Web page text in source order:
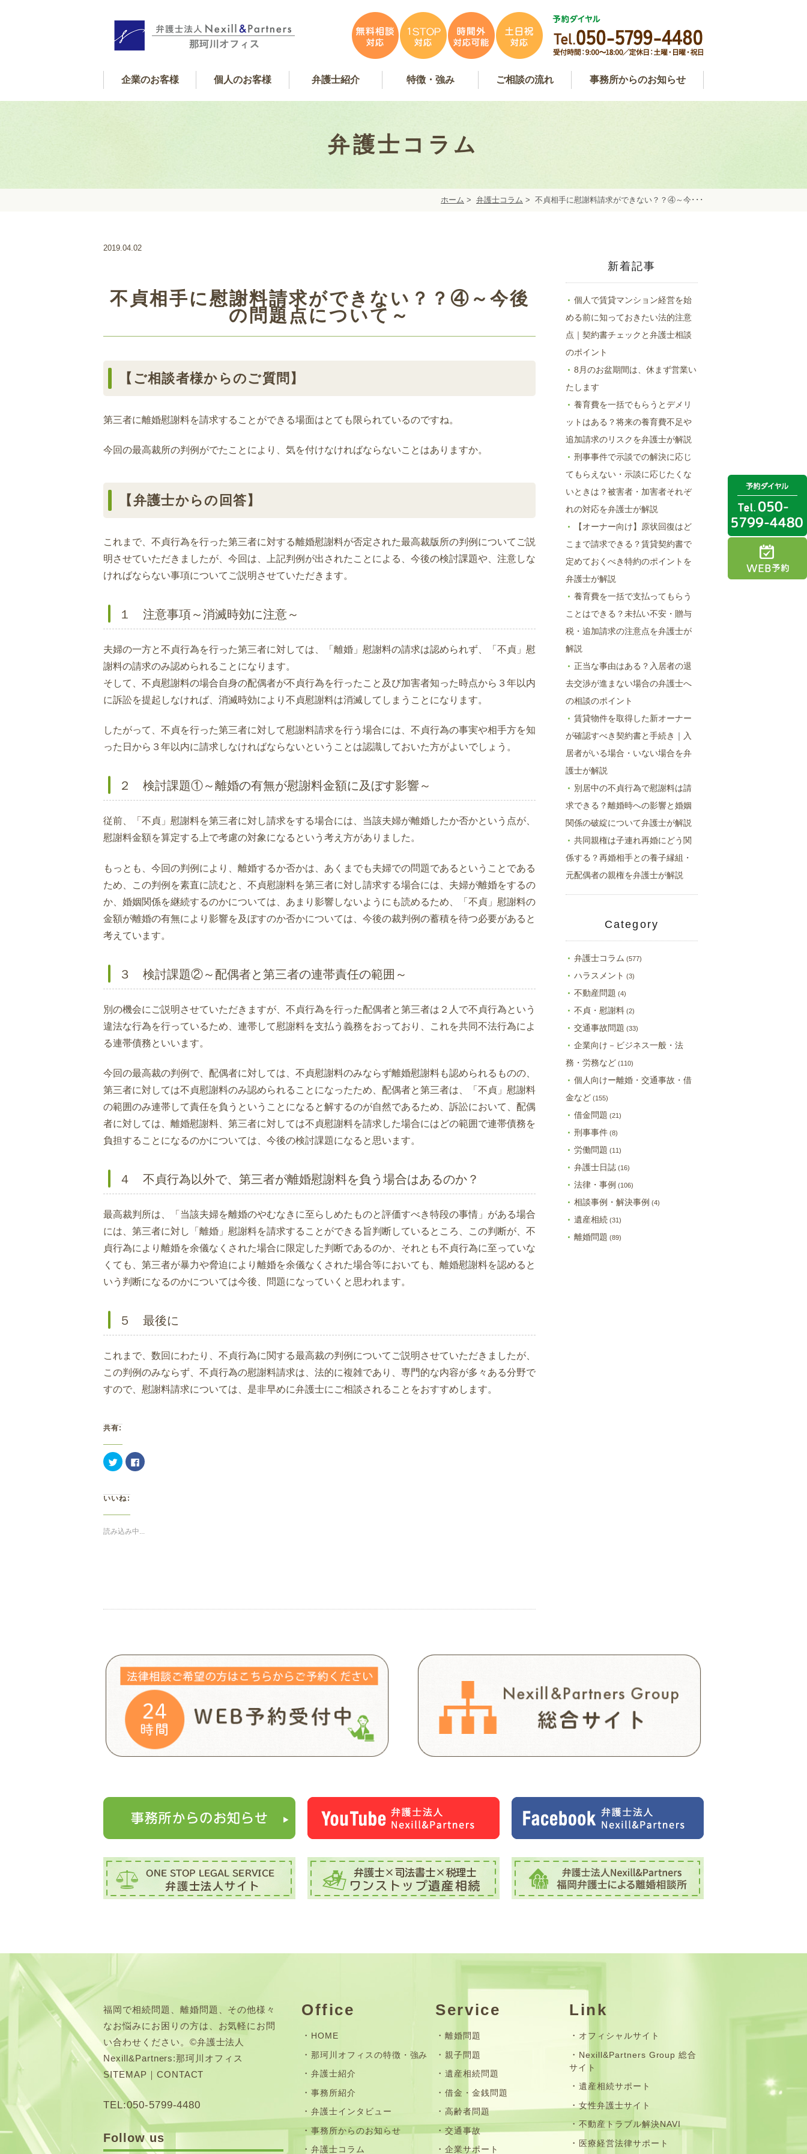
企業のお客様 個人のお客様
個人サポート内容
遺産相続
離婚
借金・金銭
交通事故 弁護士紹介 特徴・強み
特徴・強み
事務所紹介
アンケート掲載 ご相談の流れ
無料相談
お問い合わせ
弁護士費用 事務所からのお知らせ
事務所からのお知らせ
弁護士コラム
弁護士コラム
ホーム > 弁護士コラム > 不貞相手に慰謝料請求ができない？？④～今･･･
2019.04.02
不貞相手に慰謝料請求ができない？？④～今後
の問題点について～
【ご相談者様からのご質問】
第三者に離婚慰謝料を請求することができる場面はとても限られているのですね。
今回の最高裁所の判例がでたことにより、気を付けなければならないことはありますか。
【弁護士からの回答】
これまで、不貞行為を行った第三者に対する離婚慰謝料が否定された最高裁版所の判例についてご説
明させていただきましたが、今回は、上記判例が出されたことによる、今後の検討課題や、注意しな
ければならない事項についてご説明させていただきます。
１ 注意事項～消滅時効に注意～
夫婦の一方と不貞行為を行った第三者に対しては、「離婚」慰謝料の請求は認められず、「不貞」慰
謝料の請求のみ認められることになります。
そして、不貞慰謝料の場合自身の配偶者が不貞行為を行ったこと及び加害者知った時点から３年以内
に訴訟を提起しなければ、消滅時効により不貞慰謝料は消滅してしまうことになります。
したがって、不貞を行った第三者に対して慰謝料請求を行う場合には、不貞行為の事実や相手方を知
った日から３年以内に請求しなければならないということは認識しておいた方がよいでしょう。
２ 検討課題①～離婚の有無が慰謝料金額に及ぼす影響～
従前、「不貞」慰謝料を第三者に対し請求をする場合には、当該夫婦が離婚したか否かという点が、
慰謝料金額を算定する上で考慮の対象になるという考え方がありました。
もっとも、今回の判例により、離婚するか否かは、あくまでも夫婦での問題であるということである
ため、この判例を素直に読むと、不貞慰謝料を第三者に対し請求する場合には、夫婦が離婚をするの
か、婚姻関係を継続するのかについては、あまり影響しないようにも読めるため、「不貞」慰謝料の
金額が離婚の有無により影響を及ぼすのか否かについては、今後の裁判例の蓄積を待つ必要があると
考えています。
３ 検討課題②～配偶者と第三者の連帯責任の範囲～
別の機会にご説明させていただきますが、不貞行為を行った配偶者と第三者は２人で不貞行為という
違法な行為を行っているため、連帯して慰謝料を支払う義務をおっており、これを共同不法行為によ
る連帯債務といいます。
今回の最高裁の判例で、配偶者に対しては、不貞慰謝料のみならず離婚慰謝料も認められるものの、
第三者に対しては不貞慰謝料のみ認められることになったため、配偶者と第三者は、「不貞」慰謝料
の範囲のみ連帯して責任を負うということになると解するのが自然であるため、訴訟において、配偶
者に対しては、離婚慰謝料、第三者に対しては不貞慰謝料を請求した場合にはどの範囲で連帯債務を
負担することになるのかについては、今後の検討課題になると思います。
４ 不貞行為以外で、第三者が離婚慰謝料を負う場合はあるのか？
最高裁判所は、「当該夫婦を離婚のやむなきに至らしめたものと評価すべき特段の事情」がある場合
には、第三者に対し「離婚」慰謝料を請求することができる旨判断しているところ、この判断が、不
貞行為により離婚を余儀なくされた場合に限定した判断であるのか、それとも不貞行為に至っていな
くても、第三者が暴力や脅迫により離婚を余儀なくされた場合等においても、離婚慰謝料を認めると
いう判断になるのかについては今後、問題になっていくと思われます。
５ 最後に
これまで、数回にわたり、不貞行為に関する最高裁の判例についてご説明させていただきましたが、
この判例のみならず、不貞行為の慰謝料請求は、法的に複雑であり、専門的な内容が多々ある分野で
すので、慰謝料請求については、是非早めに弁護士にご相談されることをおすすめします。
共有:
ク
リ
て
Twitter
共
(新
ま
Facebook
で
ッ
ウ
開
ま
す)
いいね:
読み込み中...
新着記事
個人で賃貸マンション経営を始
める前に知っておきたい法的注意
点｜契約書チェックと弁護士相談
のポイント
8月のお盆期間は、休まず営業い
たします
養育費を一括でもらうとデメリ
ットはある？将来の養育費不足や
追加請求のリスクを弁護士が解説
刑事事件で示談での解決に応じ
てもらえない・示談に応じたくな
いときは？被害者・加害者それぞ
れの対応を弁護士が解説
【オーナー向け】原状回復はど
こまで請求できる？賃貸契約書で
定めておくべき特約のポイントを
弁護士が解説
養育費を一括で支払ってもらう
ことはできる？未払い不安・贈与
税・追加請求の注意点を弁護士が
解説
正当な事由はある？入居者の退
去交渉が進まない場合の弁護士へ
の相談のポイント
賃貸物件を取得した新オーナー
が確認すべき契約書と手続き｜入
居者がいる場合・いない場合を弁
護士が解説
別居中の不貞行為で慰謝料は請
求できる？離婚時への影響と婚姻
関係の破綻について弁護士が解説
共同親権は子連れ再婚にどう関
係する？再婚相手との養子縁組・
元配偶者の親権を弁護士が解説
Category
弁護士コラム (577)
ハラスメント (3)
不動産問題 (4)
不貞・慰謝料 (2)
交通事故問題 (33)
企業向け－ビジネス一般・法
務・労務など (110)
個人向けー離婚・交通事故・借
金など (155)
借金問題 (21)
刑事事件 (8)
労働問題 (11)
弁護士日誌 (16)
法律・事例 (106)
相談事例・解決事例 (4)
遺産相続 (31)
離婚問題 (89)
福岡で相続問題、離婚問題、その他様々
なお悩みにお困りの方は、お気軽にお問
い合わせください。©弁護士法人
Nexill&Partners:那珂川オフィス
SITEMAP ｜ CONTACT
TEL:050-5799-4480
Follow us
Office
HOME
那珂川オフィスの特徴・強み
弁護士紹介
事務所紹介
弁護士インタビュー
事務所からのお知らせ
弁護士コラム
Service
離婚問題
親子問題
遺産相続問題
借金・金銭問題
高齢者問題
交通事故
企業サポート
Link
オフィシャルサイト
Nexill&Partners Group 総合
サイト
遺産相続サポート
女性弁護士サイト
不動産トラブル解決NAVI
医療経営法律サポート